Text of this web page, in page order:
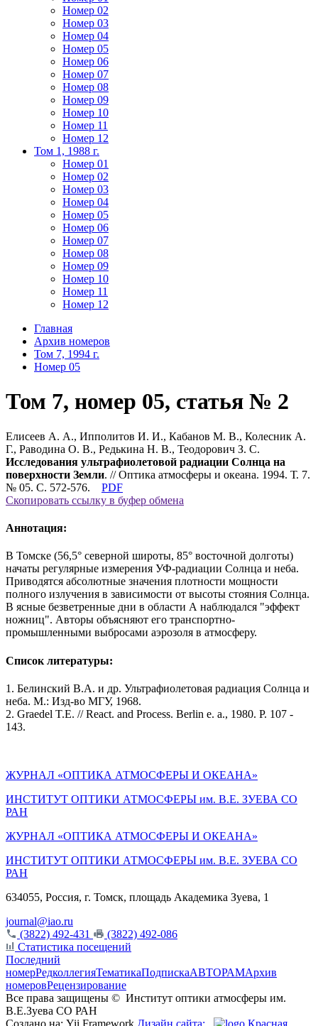
Номер 02
Номер 03
Номер 04
Номер 05
Номер 06
Номер 07
Номер 08
Номер 09
Номер 10
Номер 11
Номер 12
Том 1, 1988 г.
Номер 01
Номер 02
Номер 03
Номер 04
Номер 05
Номер 06
Номер 07
Номер 08
Номер 09
Номер 10
Номер 11
Номер 12
Главная
Архив номеров
Том 7, 1994 г.
Номер 05
Том 7, номер 05, статья № 2
Елисеев А. А., Ипполитов И. И., Кабанов М. В., Колесник А.
Г., Раводина О. В., Редькина Н. В., Теодорович З. С.
Исследования ультрафиолетовой радиации Солнца на
поверхности Земли. // Оптика атмосферы и океана. 1994. Т. 7.
№ 05. С. 572-576.
PDF
Скопировать ссылку в буфер обмена
Аннотация:
В Томске (56,5° северной широты, 85° восточной долготы)
начаты регулярные измерения УФ-радиации Солнца и неба.
Приводятся абсолютные значения плотности мощности
полного излучения в зависимости от высоты стояния Солнца.
В ясные безветренные дни в области А наблюдался "эффект
ножниц". Авторы объясняют его транспортно-
промышленными выбросами аэрозоля в атмосферу.
Список литературы:
1. Белинский В.А. и др. Ультрафиолетовая радиация Солнца и
неба. М.: Изд-во МГУ, 1968.
2. Graedel T.E. // React. and Process. Berlin e. a., 1980. P. 107 -
143.
ЖУРНАЛ «ОПТИКА АТМОСФЕРЫ И ОКЕАНА»
ИНСТИТУТ ОПТИКИ АТМОСФЕРЫ им. В.Е. ЗУЕВА СО
РАН
ЖУРНАЛ «ОПТИКА АТМОСФЕРЫ И ОКЕАНА»
ИНСТИТУТ ОПТИКИ АТМОСФЕРЫ им. В.Е. ЗУЕВА СО
РАН
634055, Россия, г. Томск, площадь Академика Зуева, 1
journal@iao.ru
(3822) 492-431
(3822) 492-086
Статистика посещений
Последний
номерРедколлегияТематикаПодпискаАВТОРАМАрхив
номеровРецензирование
Все права защищены © Институт оптики атмосферы им.
В.Е.Зуева СО РАН
Создано на: Yii Framework Дизайн сайта: Красная